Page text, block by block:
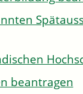
beantragen